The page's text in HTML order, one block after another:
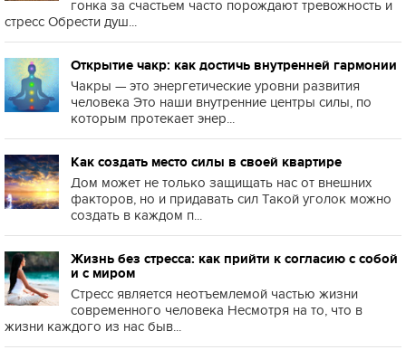
гонка за счастьем часто порождают тревожность и
стресс Обрести душ...
Открытие чакр: как достичь внутренней гармонии
Чакры — это энергетические уровни развития
человека Это наши внутренние центры силы, по
которым протекает энер...
Как создать место силы в своей квартире
Дом может не только защищать нас от внешних
факторов, но и придавать сил Такой уголок можно
создать в каждом п...
Жизнь без стресса: как прийти к согласию с собой
и с миром
Стресс является неотъемлемой частью жизни
современного человека Несмотря на то, что в
жизни каждого из нас быв...